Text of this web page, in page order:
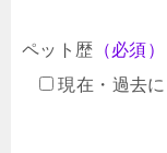
ペット歴 （必須）
現在・過去